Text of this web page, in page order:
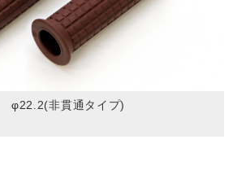
φ22.2(非貫通タイプ)